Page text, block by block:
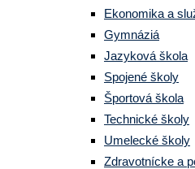
Ekonomika a
Gymnáziá
Jazyková škola
Spojené školy
Športová škola
Technické školy
Umelecké školy
Zdravotnícke a